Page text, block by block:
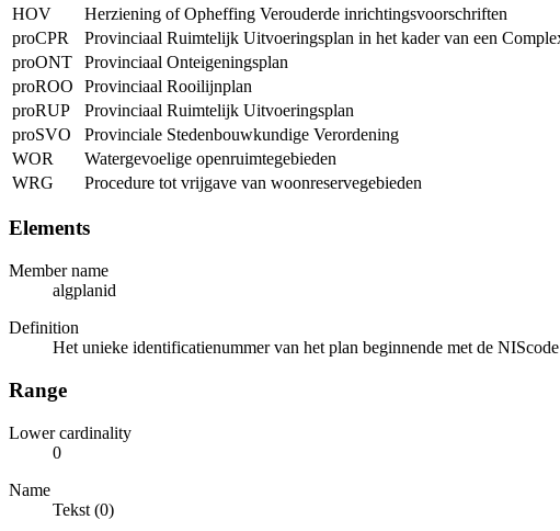
HOV
Herziening of Opheffing Verouderde inrichtingsvoorschriften
proCPR
Provinciaal Ruimtelijk Uitvoeringsplan in het kader van een
proONT
Provinciaal Onteigeningsplan
proROO
Provinciaal Rooilijnplan
proRUP
Provinciaal Ruimtelijk Uitvoeringsplan
proSVO
Provinciale Stedenbouwkundige Verordening
WOR
Watergevoelige openruimtegebieden
WRG
Procedure tot vrijgave van woonreservegebieden
Elements
Member name
algplanid
Definition
Het unieke identificatienummer van het plan beginnende met de
Range
Lower cardinality
0
Name
Tekst (0)